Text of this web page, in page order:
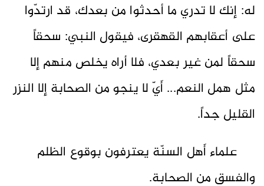
له: إنك لا تدري ما أحدثوا من بعدك، قد ارتدّوا
على أعقابهم القهقرى، فيقول النبي: سحقاً
سحقاً لمن غير بعدي، فلا أراه يخلص منهم إلا
مثل همل النعم... أَيّ لا ينجو من الصحابة إلا النزر
القليل جداً.
علماء أَهل السنّة يعترفون بوقوع الظلم
والفسق من الصحابة.